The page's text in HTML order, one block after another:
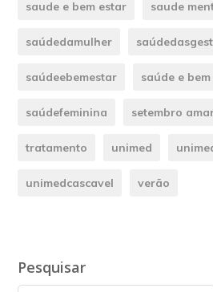
saude e bem estar saude
saúdedamulher
saúdeebemestar saúde e
saúdefeminina setembro
tratamento unimed
unimedcascavel verão
Pesquisar